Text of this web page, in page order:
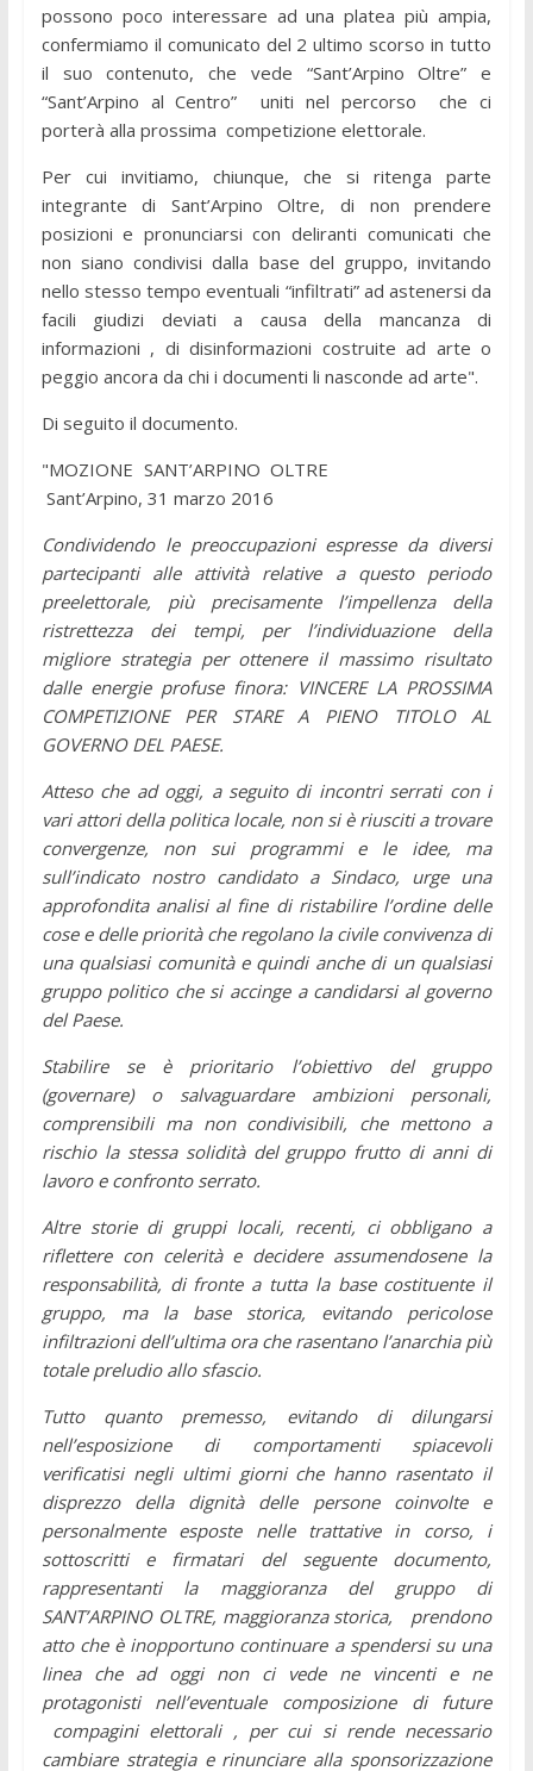
possono poco interessare ad una platea più ampia,
confermiamo il comunicato del 2 ultimo scorso in tutto
il suo contenuto, che vede “Sant’Arpino Oltre” e
“Sant’Arpino al Centro” uniti nel percorso che ci
porterà alla prossima competizione elettorale.
Per cui invitiamo, chiunque, che si ritenga parte
integrante di Sant’Arpino Oltre, di non prendere
posizioni e pronunciarsi con deliranti comunicati che
non siano condivisi dalla base del gruppo, invitando
nello stesso tempo eventuali “infiltrati” ad astenersi da
facili giudizi deviati a causa della mancanza di
informazioni , di disinformazioni costruite ad arte o
peggio ancora da chi i documenti li nasconde ad arte".
Di seguito il documento.
"MOZIONE SANT’ARPINO OLTRE
Sant’Arpino, 31 marzo 2016
Condividendo le preoccupazioni espresse da diversi
partecipanti alle attività relative a questo periodo
preelettorale, più precisamente l’impellenza della
ristrettezza dei tempi, per l’individuazione della
migliore strategia per ottenere il massimo risultato
dalle energie profuse finora: VINCERE LA PROSSIMA
COMPETIZIONE PER STARE A PIENO TITOLO AL
GOVERNO DEL PAESE.
Atteso che ad oggi, a seguito di incontri serrati con i
vari attori della politica locale, non si è riusciti a trovare
convergenze, non sui programmi e le idee, ma
sull’indicato nostro candidato a Sindaco, urge una
approfondita analisi al fine di ristabilire l’ordine delle
cose e delle priorità che regolano la civile convivenza di
una qualsiasi comunità e quindi anche di un qualsiasi
gruppo politico che si accinge a candidarsi al governo
del Paese.
Stabilire se è prioritario l’obiettivo del gruppo
(governare) o salvaguardare ambizioni personali,
comprensibili ma non condivisibili, che mettono a
rischio la stessa solidità del gruppo frutto di anni di
lavoro e confronto serrato.
Altre storie di gruppi locali, recenti, ci obbligano a
riflettere con celerità e decidere assumendosene la
responsabilità, di fronte a tutta la base costituente il
gruppo, ma la base storica, evitando pericolose
infiltrazioni dell’ultima ora che rasentano l’anarchia più
totale preludio allo sfascio.
Tutto quanto premesso, evitando di dilungarsi
nell’esposizione di comportamenti spiacevoli
verificatisi negli ultimi giorni che hanno rasentato il
disprezzo della dignità delle persone coinvolte e
personalmente esposte nelle trattative in corso, i
sottoscritti e firmatari del seguente documento,
rappresentanti la maggioranza del gruppo di
SANT’ARPINO OLTRE, maggioranza storica, prendono
atto che è inopportuno continuare a spendersi su una
linea che ad oggi non ci vede ne vincenti e ne
protagonisti nell’eventuale composizione di future
compagini elettorali , per cui si rende necessario
cambiare strategia e rinunciare alla sponsorizzazione